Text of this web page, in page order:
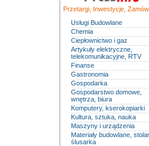
Przetargi, Inwestycje,
Usługi Budowlane
Chemia
Ciepłownictwo i gaz
Artykuły elektryczne,
telekomunikacyjne, RTV
Finanse
Gastronomia
Gospodarka
Gospodarstwo domowe,
wnętrza, biura
Komputery, kserokopiarki
Kultura, sztuka, nauka
Maszyny i urządzenia
Materiały budowlane,
ślusarka